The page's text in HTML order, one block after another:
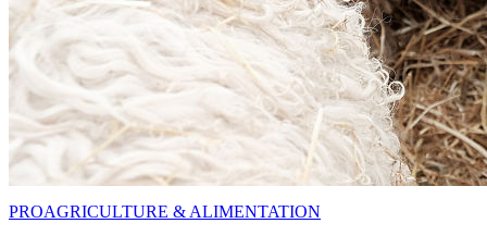
PROAGRICULTURE & ALIMENTATION